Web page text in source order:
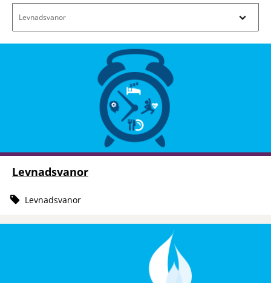
Levnadsvanor
Levnadsvanor
Levnadsvanor